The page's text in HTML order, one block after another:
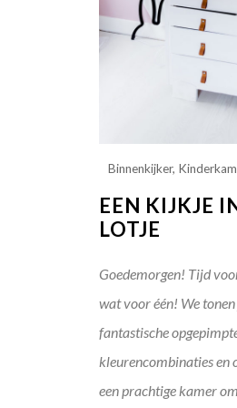
Binnenkijker,
EEN KIJKJE
LOTJE
Goedemorgen! Tijd
wat voor één! We
fantastische
kleurencombinaties en
een prachtige kamer